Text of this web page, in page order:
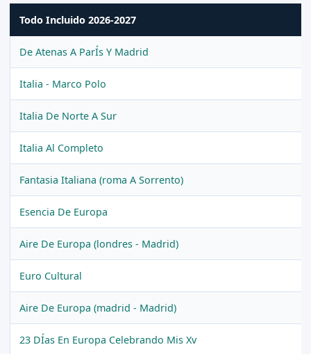
Todo Incluido 2026-2027
De Atenas A ParÍs Y Madrid
Italia - Marco Polo
Italia De Norte A Sur
Italia Al Completo
Fantasia Italiana (roma A Sorrento)
Esencia De Europa
Aire De Europa (londres - Madrid)
Euro Cultural
Aire De Europa (madrid - Madrid)
23 DÍas En Europa Celebrando Mis Xv